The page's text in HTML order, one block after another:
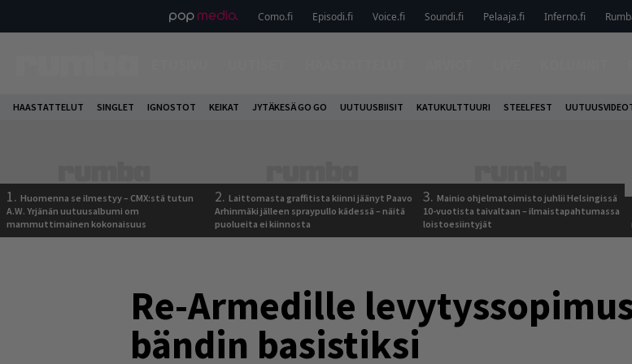
Como.fi Episodi.fi Voice.fi Soundi.fi Pelaaja.fi Inferno.fi
HAASTATTELUT SINGLET IGNOSTOT KEIKAT JYTÄKESÄ GO GO UUTUUSBIISIT KATUKULTTUURI STEELFEST
1. Huomenna se ilmestyy – CMX:stä tutun
A.W. Yrjänän uutuusalbumi om
mammuttimainen kokonaisuus
2. Laittomasta graffitista kiinni jäänyt Paavo
Arhinmäki jälleen spraypullo kädessä – näitä
puolueita ei kiinnosta
3. Mainio ohjelmatoimisto juhlii Helsingissä
10-vuotista taivaltaan – ilmaistapahtumassa
loistoesiintyjät
Re-Armedille
bändin basistiksi